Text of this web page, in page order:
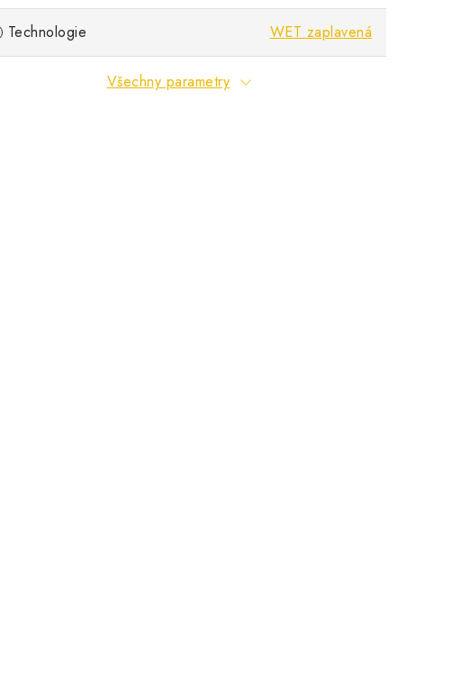
Technologie WET zaplavená
Všechny parametry